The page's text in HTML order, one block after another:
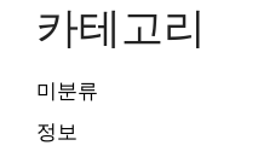
카테고리
미분류
정보